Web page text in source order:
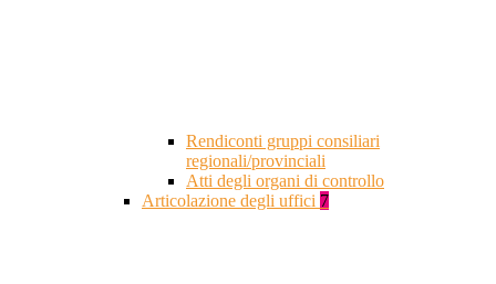
Rendiconti gruppi consiliari
regionali/provinciali
Atti degli organi di controllo
Articolazione degli uffici 7